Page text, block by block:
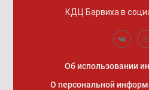
КДЦ Барвиха в
Об использовании
О персональной